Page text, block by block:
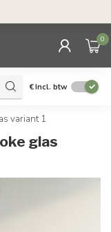
0
€Incl. btw
variant 1
glas